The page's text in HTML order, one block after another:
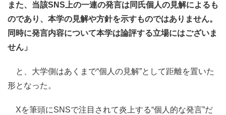
また、当該SNS上の一連の発言は同氏個人の見解によるも
のであり、本学の見解や方針を示すものではありません。
同時に発言内容について本学は論評する立場にはございま
せん」
と、大学側はあくまで“個人の見解”として距離を置いた
形となった。
Xを筆頭にSNSで注目されて炎上する“個人的な発言”だ